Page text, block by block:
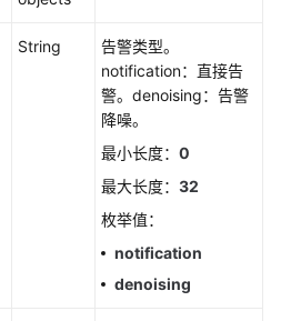
String
告警类型。
notification：直接告
警。denoising：告警
降噪。
最小长度： 0
最大长度： 32
枚举值：
notification
denoising